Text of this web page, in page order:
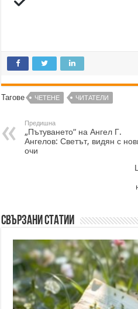
Тагове ЧЕТЕНЕ ЧИТАТЕЛИ
Предишна
„Пътуването“ на Ангел Г.
Ангелов: Светът, видян с
очи
Свързани статии